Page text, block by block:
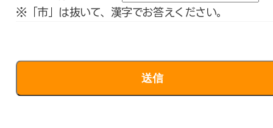
※「市」は抜いて、漢字でお答えください。